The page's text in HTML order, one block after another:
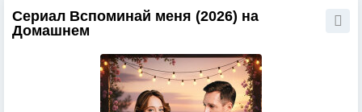
Сериал Вспоминай меня (2026) на
Домашнем